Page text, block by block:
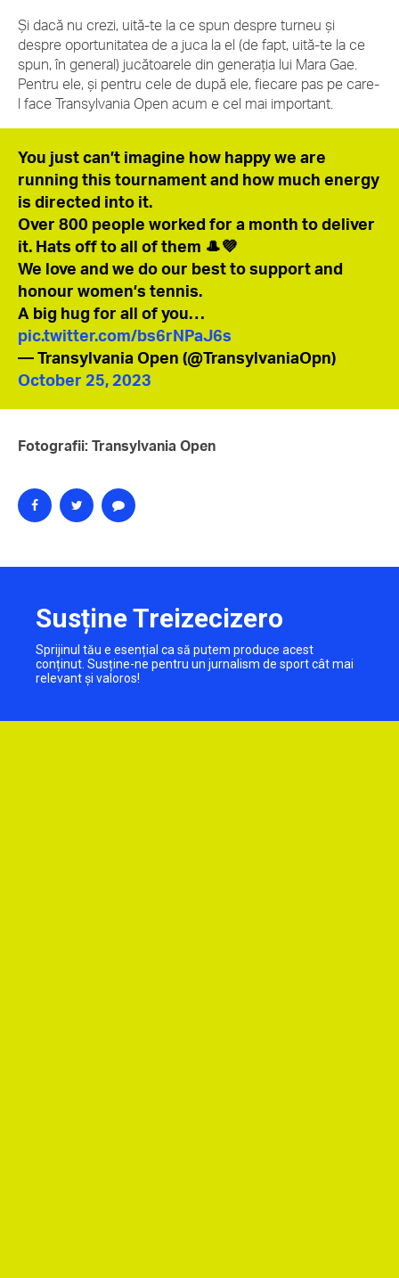
Și dacă nu crezi, uită-te la ce spun despre turneu și
despre oportunitatea de a juca la el (de fapt, uită-te la ce
spun, în general) jucătoarele din generația lui Mara Gae.
Pentru ele, și pentru cele de după ele, fiecare pas pe care-
l face Transylvania Open acum e cel mai important.
You just can’t imagine how happy we are
running this tournament and how much energy
is directed into it.
Over 800 people worked for a month to deliver
it. Hats off to all of them 🎩💜
We love and we do our best to support and
honour women’s tennis.
A big hug for all of you…
pic.twitter.com/bs6rNPaJ6s
— Transylvania Open (@TransylvaniaOpn)
October 25, 2023
Fotografii: Transylvania Open
Susține Treizecizero
Sprijinul tău e esențial ca să putem produce acest
conținut. Susține-ne pentru un jurnalism de sport cât mai
relevant și valoros!